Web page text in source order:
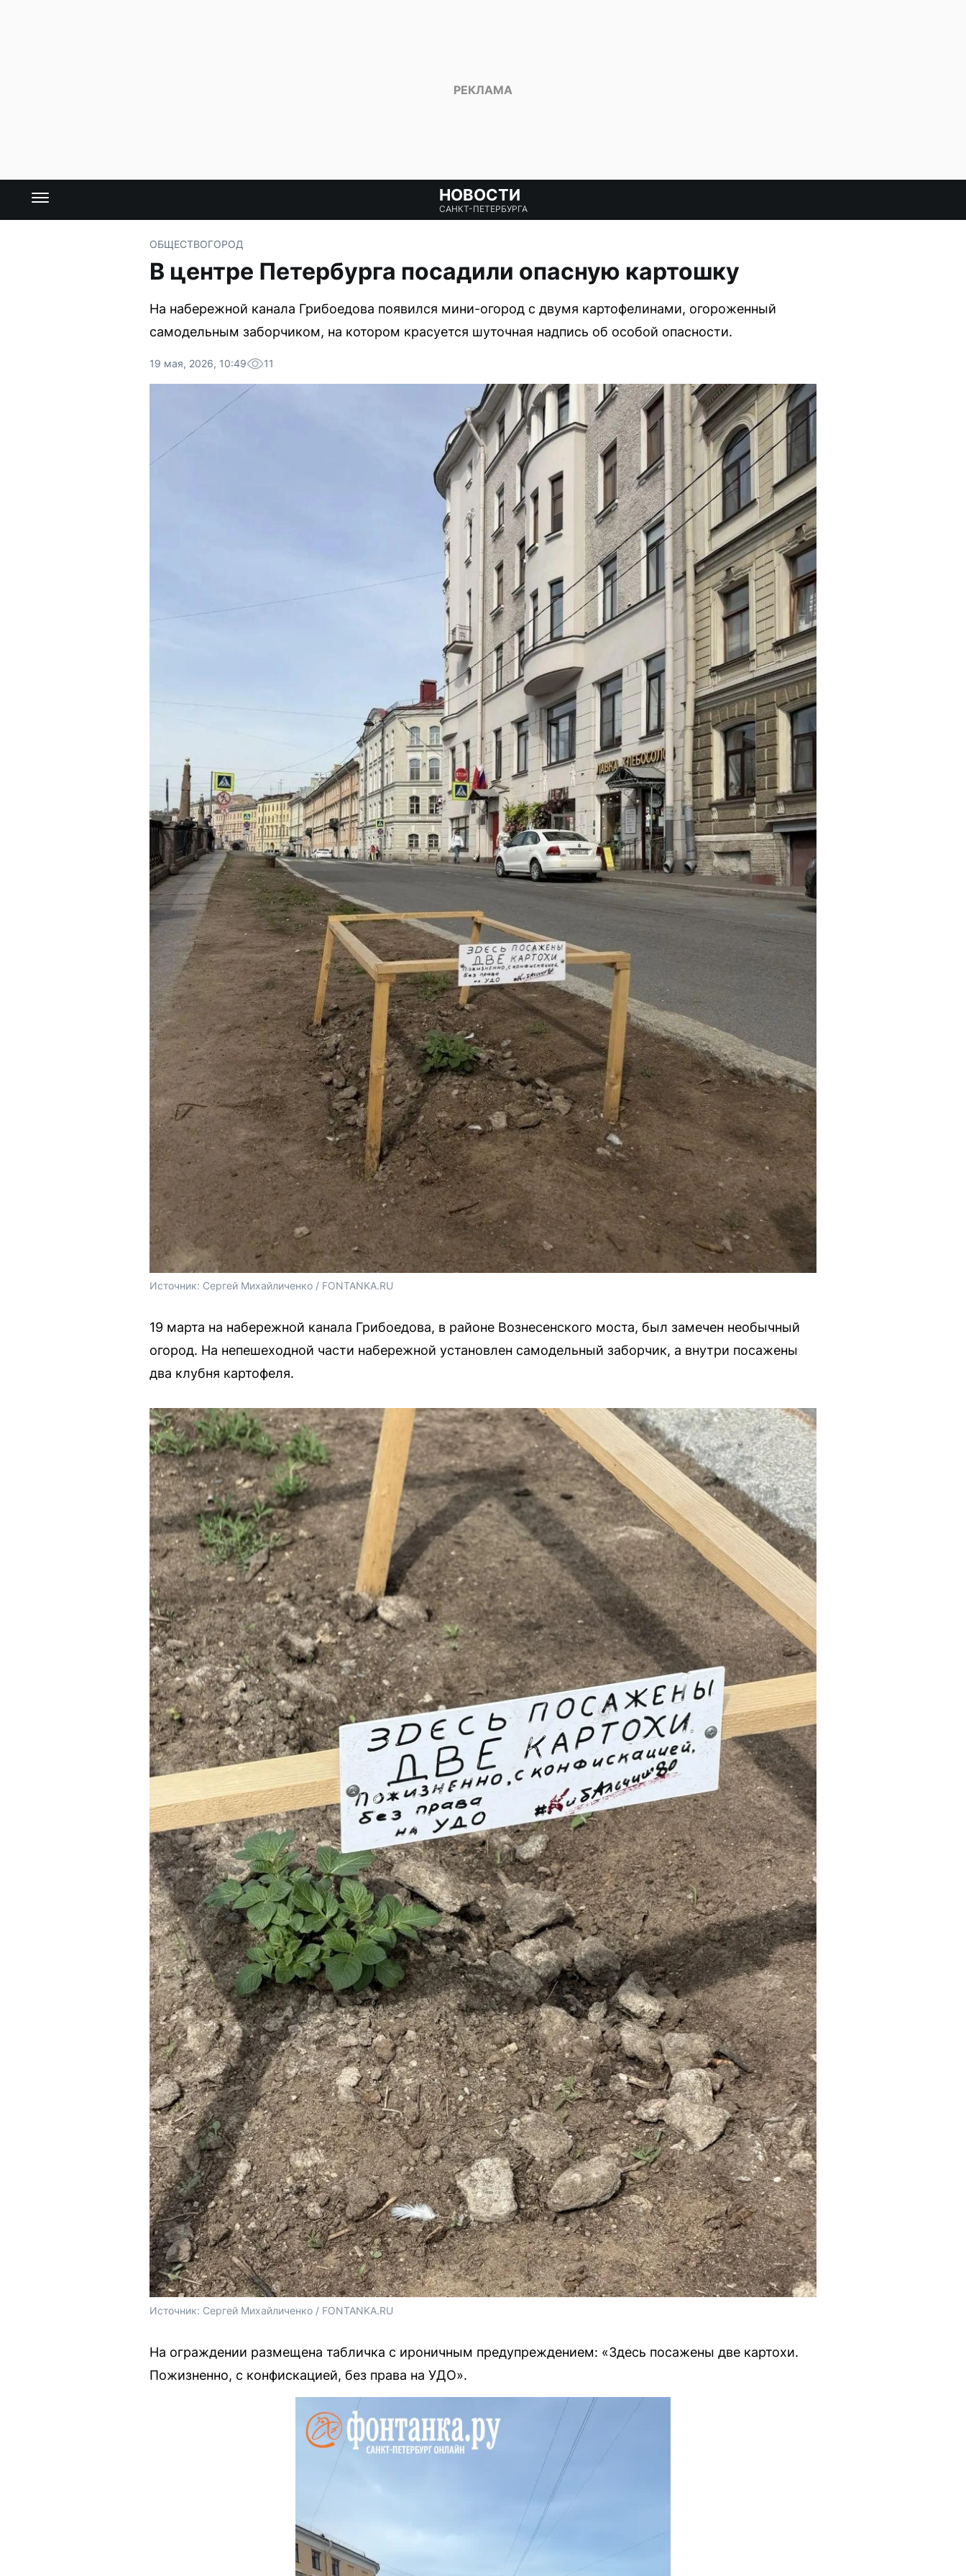
НОВОСТИ
САНКТ-ПЕТЕРБУРГА
ОБЩЕСТВОГОРОД
В центре Петербурга посадили опасную картошку
На набережной канала Грибоедова появился мини-огород с двумя картофелинами, огороженный
самодельным заборчиком, на котором красуется шуточная надпись об особой опасности.
19 мая, 2026, 10:49 11
Источник: Сергей Михайличенко / FONTANKA.RU
19 марта на набережной канала Грибоедова, в районе Вознесенского моста, был замечен необычный
огород. На непешеходной части набережной установлен самодельный заборчик, а внутри посажены
два клубня картофеля.
Источник: Сергей Михайличенко / FONTANKA.RU
На ограждении размещена табличка с ироничным предупреждением: «Здесь посажены две картохи.
Пожизненно, с конфискацией, без права на УДО».